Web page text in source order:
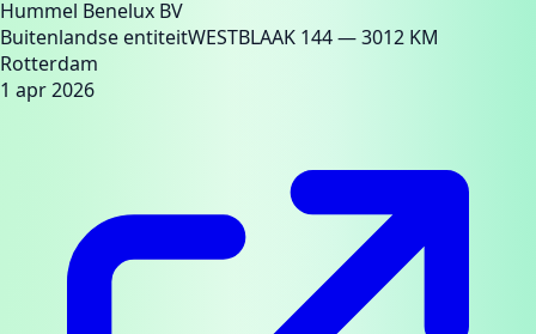
Hummel Benelux BV
Buitenlandse entiteitWESTBLAAK 144— 3012 KM
Rotterdam
1 apr 2026